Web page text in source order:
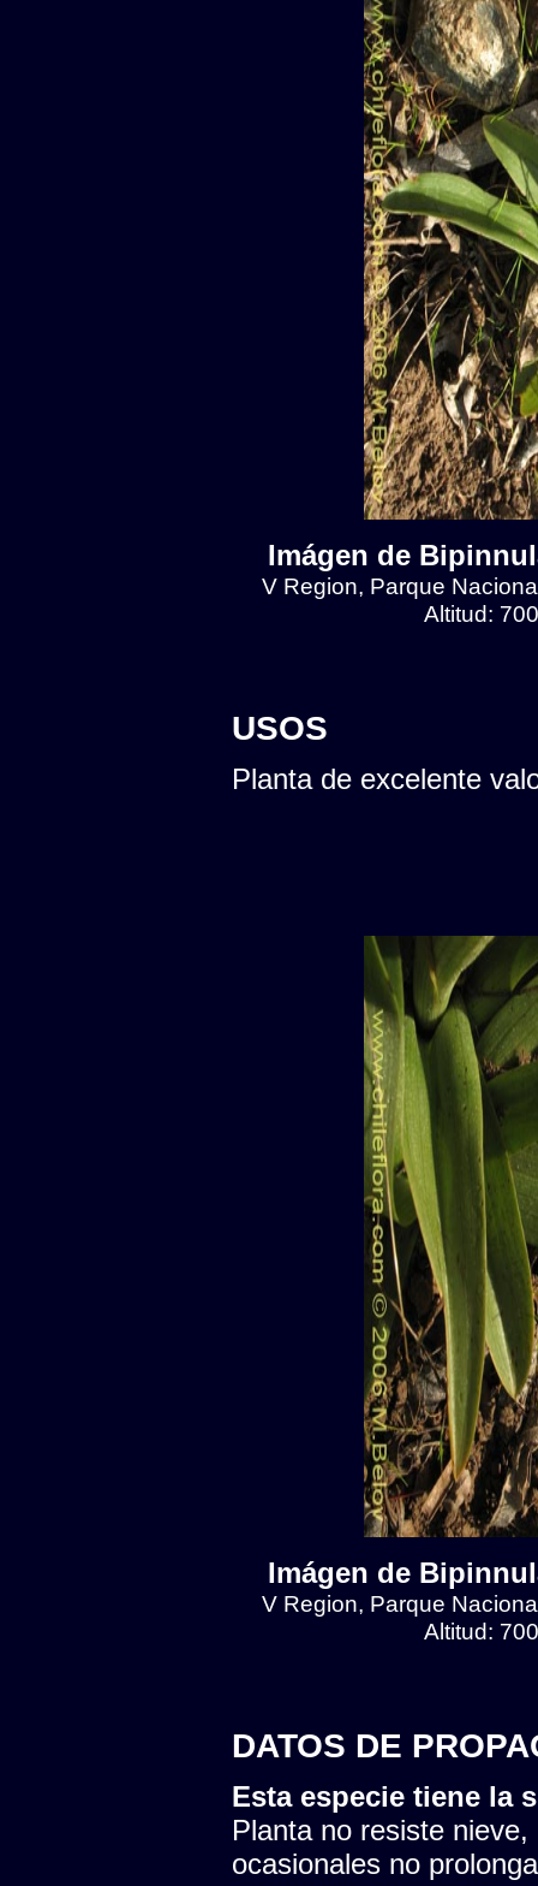
Imágen de
V Region, Parque
Altitud:
USOS
Planta de excelente
Imágen de
V Region, Parque
Altitud:
DATOS DE
Esta especie tiene la
Planta no resiste
ocasionales no